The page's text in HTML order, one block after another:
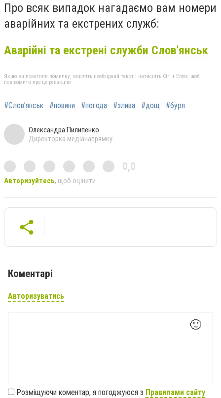
Про всяк випадок нагадаємо вам номери
аварійних та екстрених служб:
Аварійні та екстрені служби Слов'янськ
Якщо ви помітили помилку, виділіть необхідний текст і натисніть Ctrl + Enter, щоб
повідомити про це редакцію
#Слов’янськ #новини #погода #злива #дощ #буря
Олександра Пилипенко
Директорка медіанапрямку
0,0
Авторизуйтесь, щоб оцінити
Коментарі
Авторизуватись
🙂
Розміщуючи коментар, я погоджуюся з Правилами сайту